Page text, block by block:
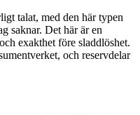
talat, med den här typen
saknar. Det här är en
exakthet före sladdlöshet.
och reservdelar